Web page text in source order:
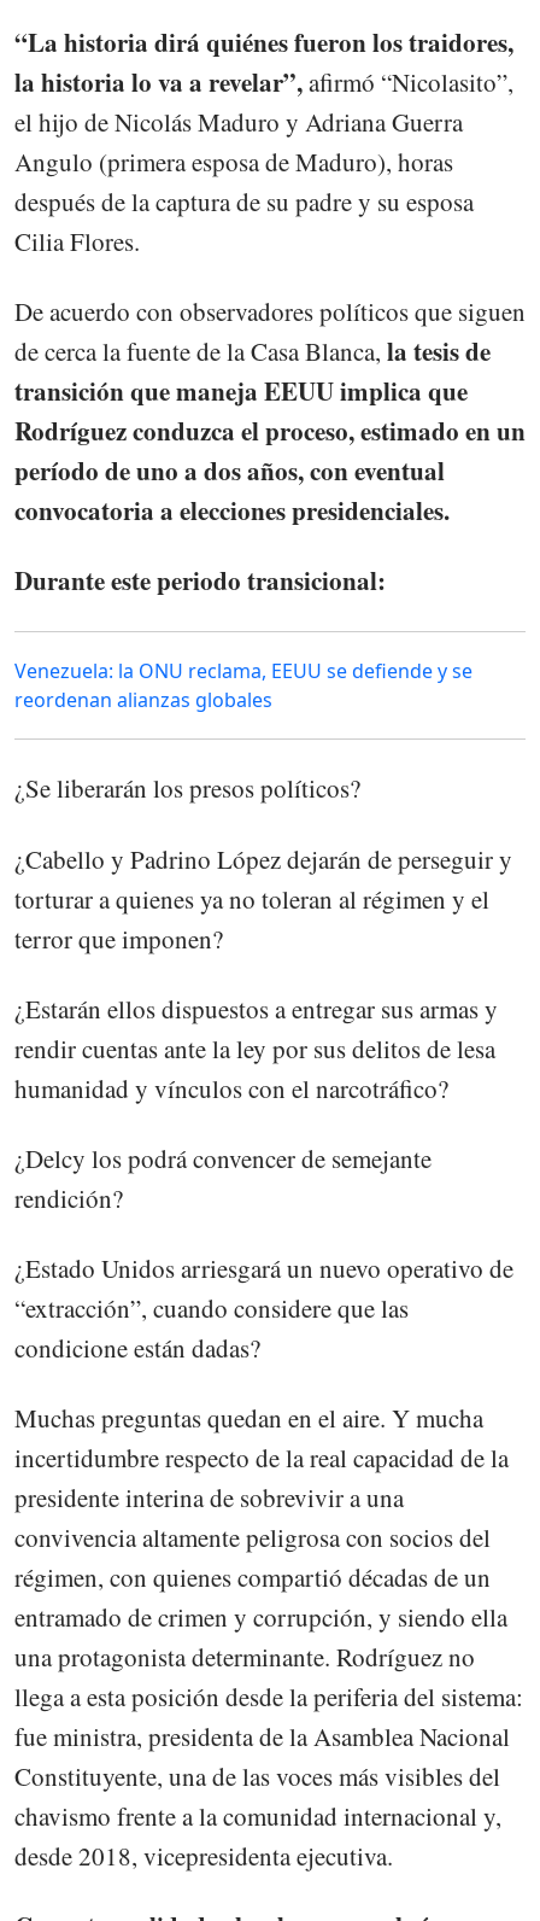
“La historia dirá quiénes fueron los traidores,
la historia lo va a revelar”,afirmó “Nicolasito”,
el hijo de Nicolás Maduro y Adriana Guerra
Angulo (primera esposa de Maduro), horas
después de la captura de su padre y su esposa
Cilia Flores.
De acuerdo con observadores políticos que siguen
de cerca la fuente de la Casa Blanca, la tesis de
transición que maneja EEUU implica que
Rodríguez conduzca el proceso, estimado en un
período de uno a dos años, con eventual
convocatoria a elecciones presidenciales.
Durante este periodo transicional:
Venezuela: la ONU reclama, EEUU se defiende y se
reordenan alianzas globales
¿Se liberarán los presos políticos?
¿Cabello y Padrino López dejarán de perseguir y
torturar a quienes ya no toleran al régimen y el
terror que imponen?
¿Estarán ellos dispuestos a entregar sus armas y
rendir cuentas ante la ley por sus delitos de lesa
humanidad y vínculos con el narcotráfico?
¿Delcy los podrá convencer de semejante
rendición?
¿Estado Unidos arriesgará un nuevo operativo de
“extracción”, cuando considere que las
condicione están dadas?
Muchas preguntas quedan en el aire. Y mucha
incertidumbre respecto de la real capacidad de la
presidente interina de sobrevivir a una
convivencia altamente peligrosa con socios del
régimen, con quienes compartió décadas de un
entramado de crimen y corrupción, y siendo ella
una protagonista determinante. Rodríguez no
llega a esta posición desde la periferia del sistema:
fue ministra, presidenta de la Asamblea Nacional
Constituyente, una de las voces más visibles del
chavismo frente a la comunidad internacional y,
desde 2018, vicepresidenta ejecutiva.